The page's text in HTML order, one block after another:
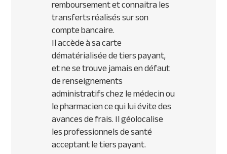
remboursement et connaitra les
transferts réalisés sur son
compte bancaire.
Il accède à sa carte
dématérialisée de tiers payant,
et ne se trouve jamais en défaut
de renseignements
administratifs chez le médecin ou
le pharmacien ce qui lui évite des
avances de frais. Il géolocalise
les professionnels de santé
acceptant le tiers payant.